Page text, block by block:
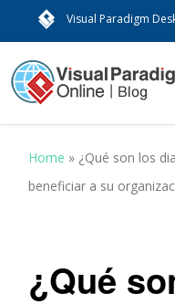
Visual Paradigm
Home » ¿Qué son los
beneficiar a su
¿Qué